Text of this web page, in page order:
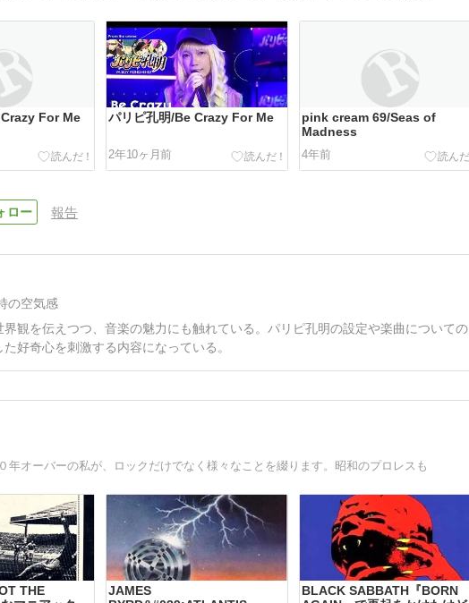
For Me パリピ孔明/Be Crazy For Me
2年10ヶ月前
pink cream 69/Seas of
Madness
4年前
報告
の空気感
観を伝えつつ、音楽の魅力にも触れている。パリピ孔明の設定や楽曲についての
好奇心を刺激する内容になっている。
年オーバーの私が、ロックだけでなく様々なことを綴ります。昭和のプロレスも
THE
JAMES
BLACK SABBATH『BORN